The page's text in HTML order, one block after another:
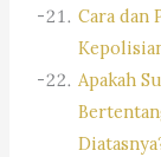
Cara dan
Apakah